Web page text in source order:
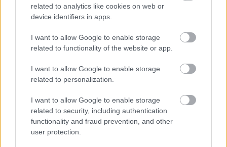
related to analytics like cookies on web or
device identifiers in apps.
I want to allow Google to enable storage
related to functionality of the website or app.
I want to allow Google to enable storage
related to personalization.
I want to allow Google to enable storage
related to security, including authentication
functionality and fraud prevention, and other
user protection.
Hírlevél feliratkozás
Adja meg keresztnevét:
Adja
Megismertem és elfogadom aGDPR-szabályzatot
Nem szeretne lemaradni semmiről? Csak egy kattintás, és hírlevelünk a
legfrissebb információkkal és exkluzív tartalmakkal hétről hétre
postaládájába érkezik!